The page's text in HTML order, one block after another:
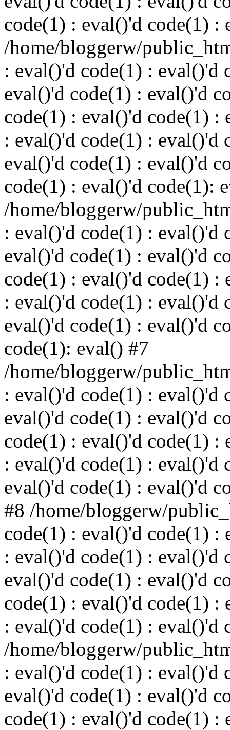
code(1) : eval()'d code(1) :
/home/bloggerw/
: eval()'d code(1) : eval()'d
eval()'d code(1) : eval()'d
code(1) : eval()'d code(1) :
: eval()'d code(1) : eval()'d
eval()'d code(1) : eval()'d
code(1) : eval()'d code(1):
/home/bloggerw/
: eval()'d code(1) : eval()'d
eval()'d code(1) : eval()'d
code(1) : eval()'d code(1) :
: eval()'d code(1) : eval()'d
eval()'d code(1) : eval()'d
code(1): eval() #7
/home/bloggerw/
: eval()'d code(1) : eval()'d
eval()'d code(1) : eval()'d
code(1) : eval()'d code(1) :
: eval()'d code(1) : eval()'d
eval()'d code(1) : eval()'d
#8 /home/bloggerw/
code(1) : eval()'d code(1) :
: eval()'d code(1) : eval()'d
eval()'d code(1) : eval()'d
code(1) : eval()'d code(1) :
: eval()'d code(1) : eval()'d
/home/bloggerw/
: eval()'d code(1) : eval()'d
eval()'d code(1) : eval()'d
code(1) : eval()'d code(1) :